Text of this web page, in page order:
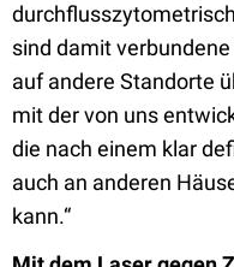
sind damit
auf andere Standorte
mit der von uns
die nach einem klar
auch an anderen
kann.“